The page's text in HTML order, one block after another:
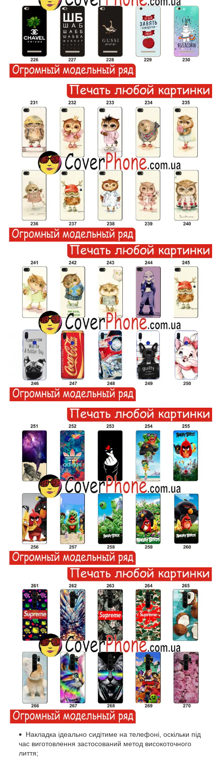
Накладка ідеально сидітиме на телефоні, оскільки під
час виготовлення застосований метод високоточного
лиття;